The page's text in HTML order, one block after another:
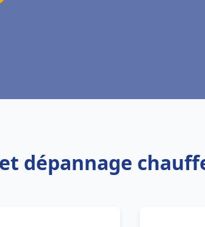
dépannage